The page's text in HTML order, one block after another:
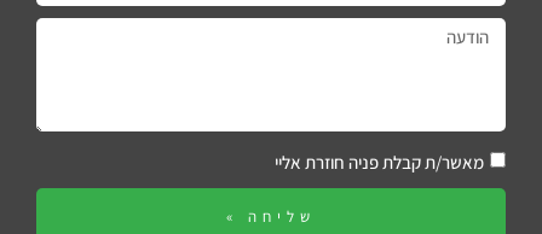
מאשר/ת קבלת פניה חוזרת אליי
שליחה »